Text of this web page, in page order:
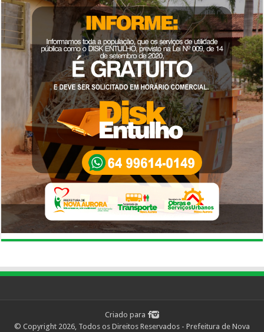
Criado para
© Copyright 2026, Todos os Direitos Reservados - Prefeitura de Nova